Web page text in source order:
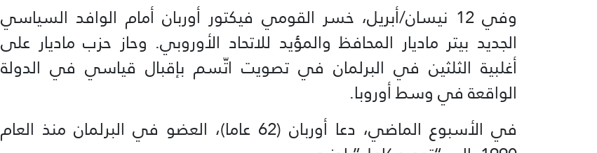
وفي 12 نيسان/أبريل، خسر القومي فيكتور أوربان أمام الوافد السياسي
الجديد بيتر ماديار المحافظ والمؤيد للاتحاد الأوروبي. وحاز حزب ماديار على
أغلبية الثلثين في البرلمان في تصويت اتّسم بإقبال قياسي في الدولة
الواقعة في وسط أوروبا.
في الأسبوع الماضي، دعا أوربان (62 عاما)، العضو في البرلمان منذ العام